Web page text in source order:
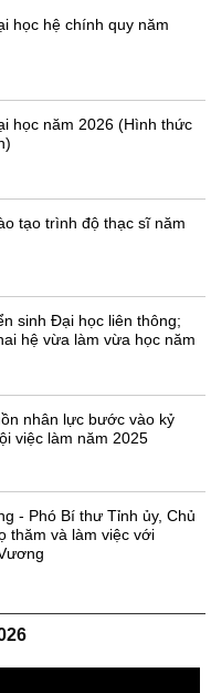
học hệ chính quy năm
học năm 2026 (Hình thức
tạo trình độ thạc sĩ năm
sinh Đại học liên thông;
hệ vừa làm vừa học năm
nhân lực bước vào kỷ
việc làm năm 2025
- Phó Bí thư Tỉnh ủy, Chủ
thăm và làm việc với